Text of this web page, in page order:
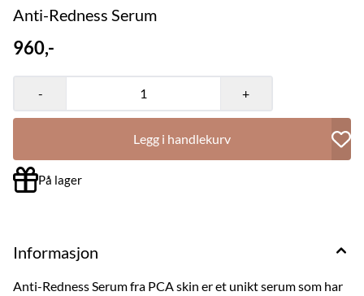
Anti-Redness Serum
960,-
- +
Legg i handlekurv
På lager
Informasjon
Anti-Redness Serum fra PCA skin er et unikt serum som har